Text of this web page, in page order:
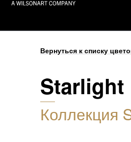
Вернуться к списку
Starlight
Коллекция